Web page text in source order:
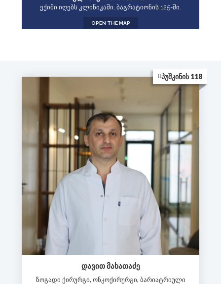
ექიმი იღებს კლინიკაში, ბაგრატიონის 125-ში.
OPEN THE MAP
ᲞᲣᲨᲙᲘᲜᲘᲡ 118
ᲓᲐᲕᲘᲗ ᲛᲐᲮᲐᲗᲐᲫᲔ
ზოგადი ქირურგი, ონკოქირურგი, ბარიატრიული